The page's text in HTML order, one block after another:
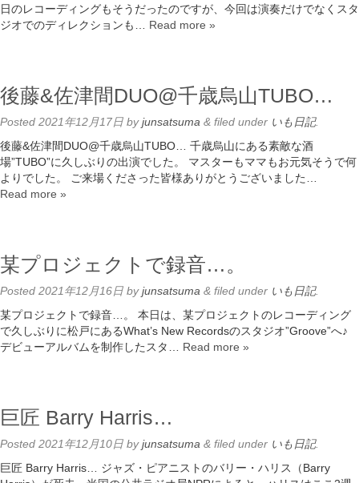
日のレコーディングもそうだったのですが、今回は演奏だけでなくスタ
ジオでのディレクションも… Read more »
後藤&佐津間DUO@千歳烏山TUBO…
Posted 2021年12月17日 byjunsatsuma & filed under いも日記.
後藤&佐津間DUO@千歳烏山TUBO… 千歳烏山にある素敵な酒
場”TUBO”に久しぶりの出演でした。 マスターもママもお元気そうで何
よりでした。 ご来場くださった皆様ありがとうございました…
Read more »
某プロジェクトで録音…。
Posted 2021年12月16日 byjunsatsuma & filed under いも日記.
某プロジェクトで録音…。 本日は、某プロジェクトのレコーディング
で久しぶりに松戸にあるWhat’s New Recordsのスタジオ”Groove”へ♪
デビューアルバムを制作したスタ… Read more »
巨匠 Barry Harris…
Posted 2021年12月10日 byjunsatsuma & filed under いも日記.
巨匠 Barry Harris… ジャズ・ピアニストのバリー・ハリス（Barry